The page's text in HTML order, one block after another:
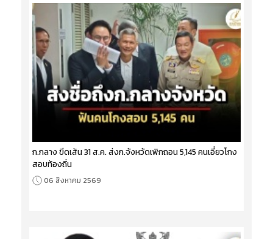
ก.กลาง ขีดเส้น 31 ส.ค. ส่งก.จังหวัดเพิกถอน 5,145 คนเอี่ยวโกง
สอบท้องถิ่น
06 สิงหาคม 2569